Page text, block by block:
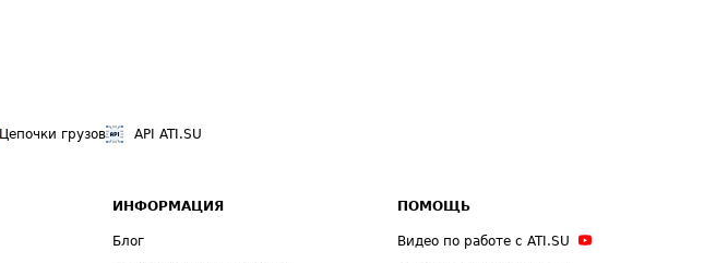
Цепочки грузов API ATI.SU
ИНФОРМАЦИЯ
Блог
ПОМОЩЬ
Видео по работе с ATI.SU